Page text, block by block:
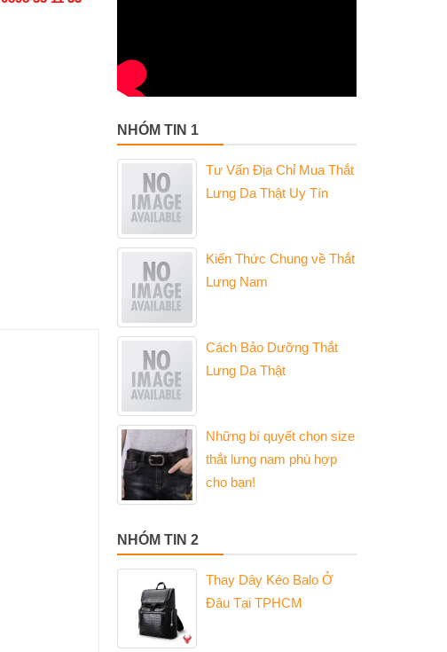
NHÓM TIN 1
Tư Vấn Địa Chỉ Mua Thắt
Lưng Da Thật Uy Tín
Kiến Thức Chung về Thắt
Lưng Nam
Cách Bảo Dưỡng Thắt
Lưng Da Thật
Những bí quyết chọn size
thắt lưng nam phù hợp
cho bạn!
NHÓM TIN 2
Thay Dây Kéo Balo Ở
Đâu Tại TPHCM